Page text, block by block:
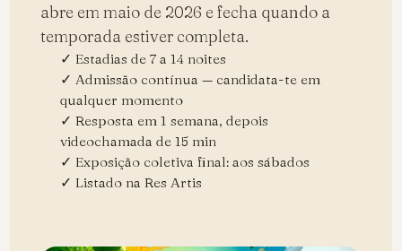
abre em maio de 2026 e fecha quando a
temporada estiver completa.
✓ Estadias de 7 a 14 noites
✓ Admissão contínua — candidata-te em
qualquer momento
✓ Resposta em 1 semana, depois
videochamada de 15 min
✓ Exposição coletiva final: aos sábados
✓ Listado na Res Artis